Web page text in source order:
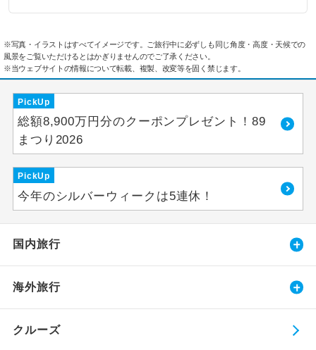
※写真・イラストはすべてイメージです。ご旅行中に必ずしも同じ角度・高度・天候での
風景をご覧いただけるとはかぎりませんのでご了承ください。
※当ウェブサイトの情報について転載、複製、改変等を固く禁じます。
PickUp
総額8,900万円分のクーポンプレゼント！89
まつり2026
PickUp
今年のシルバーウィークは5連休！
国内旅行
海外旅行
クルーズ